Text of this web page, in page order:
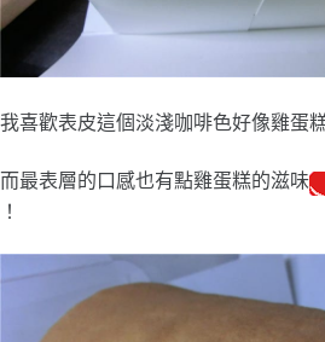
我喜歡表皮這個淡淺咖啡色好像雞蛋
而最表層的口感也有點雞蛋糕的滋味
！